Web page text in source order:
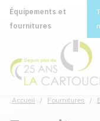
Équipements et
fournitures
Accueil / Fournitures /